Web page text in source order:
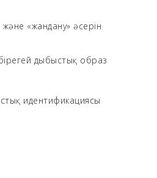
«жандану» әсерін
дыбыстық образ
идентификациясы